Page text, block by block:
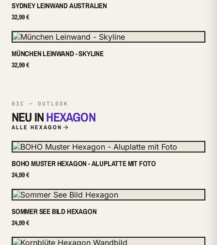
SYDNEY LEINWAND AUSTRALIEN
32,99 €
MÜNCHEN LEINWAND - SKYLINE
32,99 €
03C — OUTLOOK
NEU INHEXAGON
ALLE HEXAGON
BOHO MUSTER HEXAGON - ALUPLATTE MIT FOTO
24,99 €
SOMMER SEE BILD HEXAGON
24,99 €